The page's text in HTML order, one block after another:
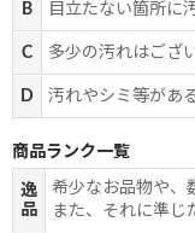
B 目立たない箇所に
C 多少の汚れはござ
D 汚れやシミ等があ
商品ランク一覧
逸
品
希少なお品物や、
また、それに準じ